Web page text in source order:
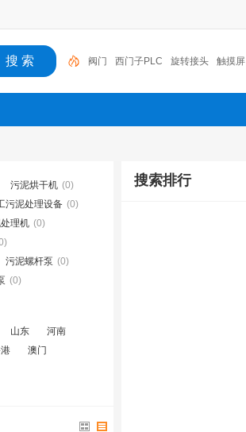
阀门 西门子PLC 旋转接头 触摸屏
工控机 变送器 球阀 plc 阀门
污泥烘干机 (0)
污泥处理设备 (0)
理机 (0)
污泥螺杆泵 (0)
(0)
山东
河南
澳门
搜索排行